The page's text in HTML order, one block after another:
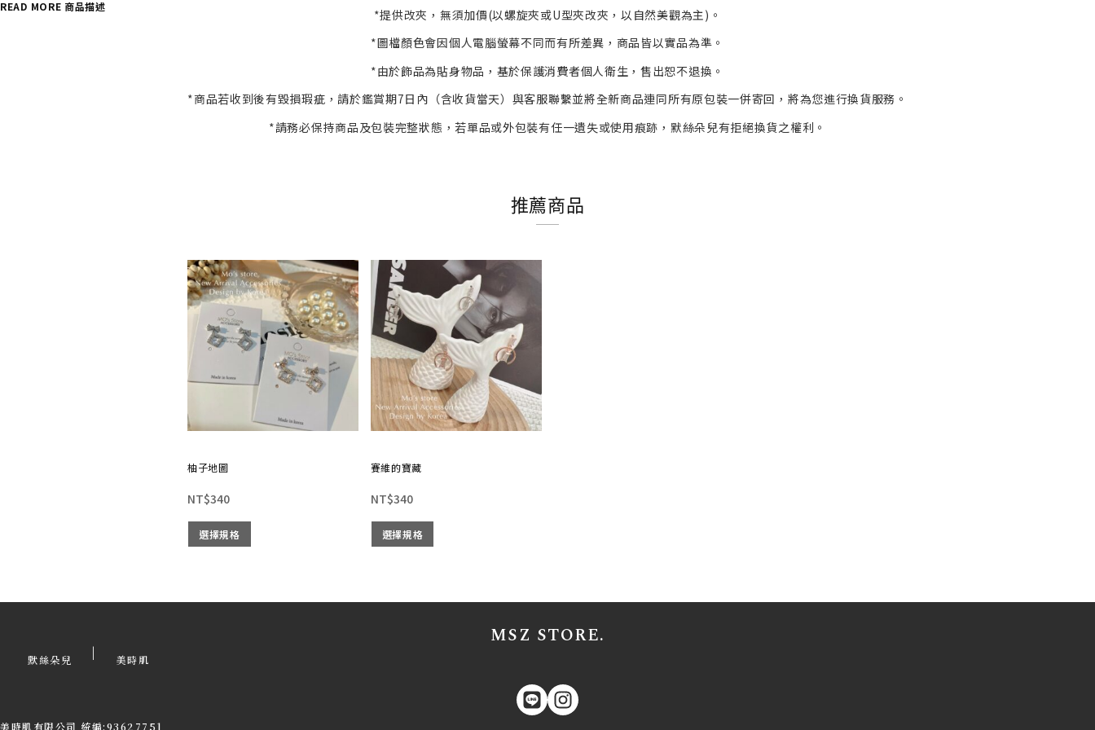
READ MORE 商品描述
*提供改夾，無須加價(以螺旋夾或U型夾改夾，以自然美觀為主)。
*圖檔顏色會因個人電腦螢幕不同而有所差異，商品皆以實品為準。
*由於飾品為貼身物品，基於保護消費者個人衛生，售出恕不退換。
*商品若收到後有毀損瑕疵，請於鑑賞期7日內（含收貨當天）與客服聯繫並將全新商品連同所有原包裝一併寄回，將為您進行換貨服務。
*請務必保持商品及包裝完整狀態，若單品或外包裝有任一遺失或使用痕跡，默絲朵兒有拒絕換貨之權利。
推薦商品
柚子地圖
NT$340
選擇規格
賽維的寶藏
NT$340
選擇規格
MSZ STORE.
默絲朵兒 | 美時肌
美時肌有限公司 統編:93627751